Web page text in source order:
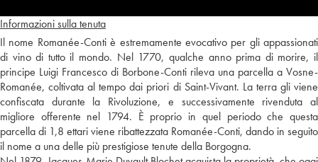
Informazioni sulla tenuta
Il nome Romanée-Conti è estremamente evocativo per gli appassionati
di vino di tutto il mondo. Nel 1770, qualche anno prima di morire, il
principe Luigi Francesco di Borbone-Conti rileva una parcella a Vosne-
Romanée, coltivata al tempo dai priori di Saint-Vivant. La terra gli viene
confiscata durante la Rivoluzione, e successivamente rivenduta al
migliore offerente nel 1794. È proprio in quel periodo che questa
parcella di 1,8 ettari viene ribattezzata Romanée-Conti, dando in seguito
il nome a una delle più prestigiose tenute della Borgogna.